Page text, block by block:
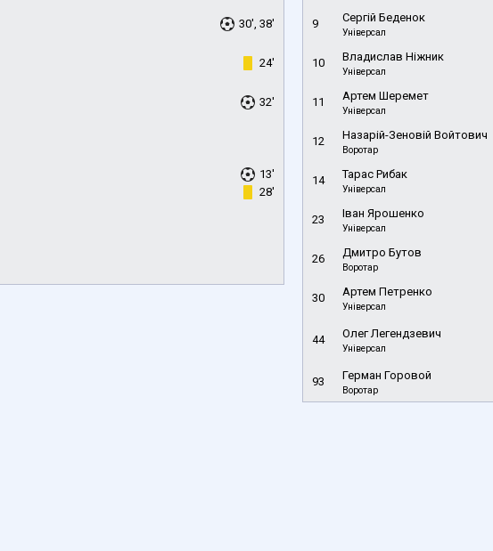
30', 38'
24'
32'
13'
28'
9 Сергій Беденок
Універсал
10 Владислав Ніжник
Універсал
11 Артем Шеремет
Універсал
12 Назарій-Зеновій Войтович
Воротар
14 Тарас Рибак
Універсал
23 Іван Ярошенко
Універсал
26 Дмитро Бутов
Воротар
30 Артем Петренко
Універсал
44 Олег Легендзевич
Універсал
93 Герман Горовой
Воротар